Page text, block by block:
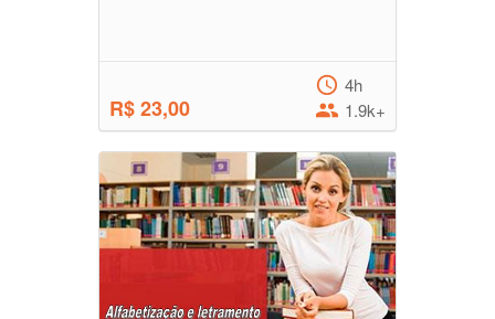
R$ 23,00
4h
1.9k+